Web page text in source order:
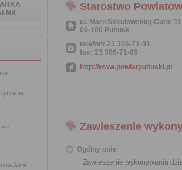
Starostwo
ul. Marii Skłodowskiej-Curie 11
06-100 Pułtusk
telefon: 23 306-71-01
fax: 23 306-71-09
http://www.powiatpultuski.pl
Zawieszenie
Ogólny opis
Zawieszenie wykonywania